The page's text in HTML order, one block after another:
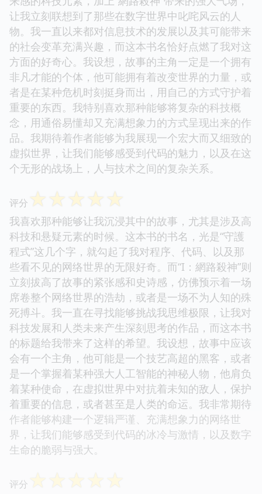
让我立刻联想到了那些在数字世界中叱咤风云的人
物。我一直以来都对信息技术的发展以及其可能带来
的社会变革充满兴趣，而这本书名恰好点燃了我对这
方面的好奇心。我设想，故事的主角一定是一个拥有
非凡才能的个体，他可能拥有着改变世界的力量，或
者是在某种危机时刻挺身而出，用自己的方式守护着
重要的东西。我特别喜欢那种能够将复杂的科技概
念，用通俗易懂却又充满想象力的方式呈现出来的作
品。我期待着作者能够为我展现一个宏大而又细致的
虚拟世界，让我们能够感受到代码的魅力，以及在这
个无形的战场上，人与技术之间的复杂关系。
评分 ☆☆☆☆☆
我喜欢那种能够让我沉浸其中的故事，尤其是涉及高
科技和悬疑元素的时候。这本书的书名，光是“守護
程式”这几个字，就勾起了我对程序、代码、以及那
些看不见的网络世界的无限好奇。而“I：網路殺神”则
立刻拔高了故事的紧张感和史诗感，仿佛预示着一场
席卷整个网络世界的浩劫，或者是一场不为人知的殊
死搏斗。我一直在寻找能够挑战我思维极限，让我对
科技发展和人类未来产生深刻思考的作品，而这本书
的标题给我带来了这样的希望。我设想，故事中应该
会有一个主角，他可能是一个技艺高超的黑客，或者
是一个掌握着某种强大人工智能的神秘人物，他肩负
着某种使命，在虚拟世界中对抗着未知的敌人，保护
着重要的信息，或者甚至是人类的命运。我非常期待
作者能够构建一个逻辑严谨、充满想象力的网络世
界，让我们能够感受到代码的冰冷与激情，以及数字
生命的脆弱与强大。
评分 ☆☆☆☆☆